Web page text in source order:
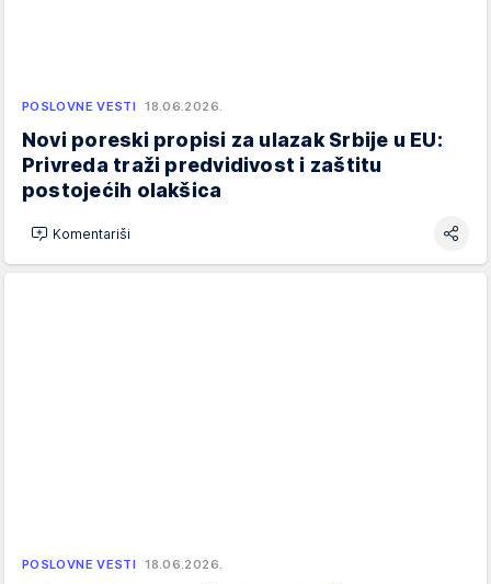
POSLOVNE VESTI 18.06.2026.
Novi poreski propisi za ulazak Srbije u EU:
Privreda traži predvidivost i zaštitu
postojećih olakšica
Komentariši
POSLOVNE VESTI 18.06.2026.